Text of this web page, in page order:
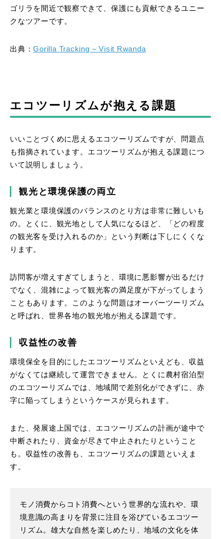
ゴリラを間近で観察できて、保護にも貢献できるユニー
クなツアーです。
出典：Gorilla Tracking – Visit Rwanda
エコツーリズムが抱える課題
いいことづくめに思えるエコツーリズムですが、問題点
も指摘されています。エコツーリズムが抱える課題につ
いて説明しましょう。
観光と環境保護の両立
観光業と環境保護のバランスのとり方は非常に難しいも
の。とくに、観光地として人気になるほど、「どの程度
の観光客を受け入れるのか」という判断は下しにくくな
ります。
訪問客が増えすぎてしまうと、環境に悪影響が出るだけ
でなく、混雑によって観光客の満足度が下がってしまう
こともあります。このような問題はオーバーツーリズム
と呼ばれ、世界各地の観光地が抱える課題です。
収益性の改善
環境保全を目的にしたエコツーリズムといえども、収益
がなくては継続して運営できません。とくに農村宿泊型
のエコツーリズムでは、地域間で差別化ができずに、赤
字に陥ってしまうというケースが見られます。
また、発展途上国では、エコツーリズムの計画が途中で
中断されたり、資金が尽きて中止されたりということ
も。収益性の改善も、エコツーリズムの課題といえま
す。
モノ消費からコト消費へという世界的な流れや、環
境意識の高まりを背景に注目を浴びているエコツー
リズム。雄大な自然を楽しめたり、地域の文化を体